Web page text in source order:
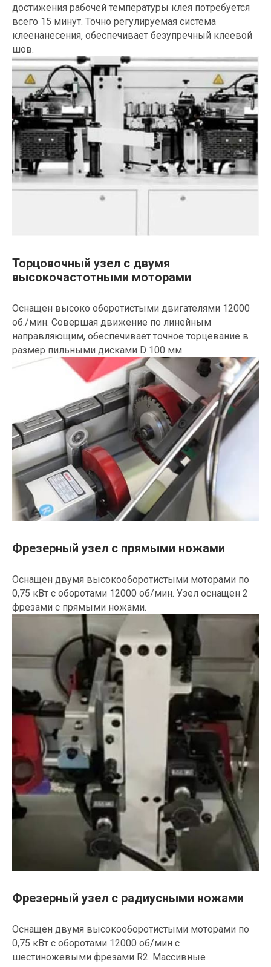
достижения рабочей температуры клея потребуется
всего 15 минут. Точно регулируемая система
клеенанесения, обеспечивает безупречный клеевой
шов.
Торцовочный узел с двумя
высокочастотными моторами
Оснащен высоко оборотистыми двигателями 12000
об./мин. Совершая движение по линейным
направляющим, обеспечивает точное торцевание в
размер пильными дисками D 100 мм.
Фрезерный узел с прямыми ножами
Оснащен двумя высокооборотистыми моторами по
0,75 кВт с оборотами 12000 об/мин. Узел оснащен 2
фрезами с прямыми ножами.
Фрезерный узел с радиусными ножами
Оснащен двумя высокооборотистыми моторами по
0,75 кВт с оборотами 12000 об/мин с
шестиножевыми фрезами R2. Массивные